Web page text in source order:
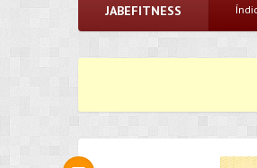
JABEFITNESS